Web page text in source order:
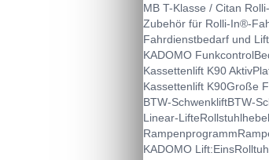
MB T-Klasse / Citan
Zubehör für Rolli-In®-
Fahrdienstbedarf und
KADOMO Funkcontrol
Kassettenlift K90 Aktiv
Kassettenlift K90Große
BTW-SchwenkliftBTW-
Linear-Lifte
Rampenprogramm
KADOMO Lift:Eins